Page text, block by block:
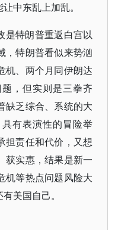
中东乱上加乱。
是特朗普重返白宫以
，特朗普看似来势汹
机、两个月同伊朗达
，但实则是三拳齐
缺乏综合、系统的大
有表演性的冒险举
担责任和代价，又想
获实惠，结果是新一
机等热点问题风险大
美国自己。